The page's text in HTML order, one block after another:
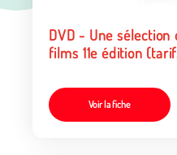
DVD - Une sélection
films 11e édition (tarif
Voir la fiche